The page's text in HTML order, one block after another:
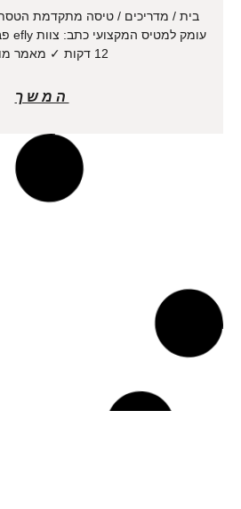
בית / מדריכים / טיסה מתקדמת
12 דקות ✓ מאמר מוסמך
המשך